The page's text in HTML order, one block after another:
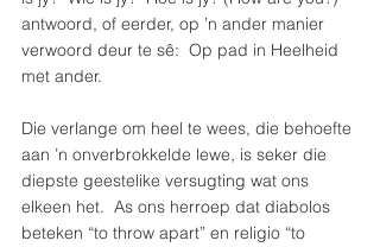
antwoord, of eerder, op ’n ander manier
verwoord deur te sê:  Op pad in Heelheid
met ander.
Die verlange om heel te wees, die behoefte
aan ’n onverbrokkelde lewe, is seker die
diepste geestelike versugting wat ons
elkeen het.  As ons herroep dat diabolos
beteken “to throw apart” en religio “to